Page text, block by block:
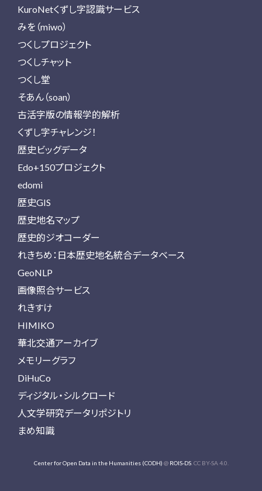
KuroNetくずし字認識サービス
みを（miwo）
つくしプロジェクト
つくしチャット
つくし堂
そあん（soan）
古活字版の情報学的解析
くずし字チャレンジ！
歴史ビッグデータ
Edo+150プロジェクト
edomi
歴史GIS
歴史地名マップ
歴史的ジオコーダー
れきちめ：日本歴史地名統合データベース
GeoNLP
画像照合サービス
れきすけ
HIMIKO
華北交通アーカイブ
メモリーグラフ
DiHuCo
ディジタル・シルクロード
人文学研究データリポジトリ
まめ知識
Center for Open Data in the Humanities (CODH) @ ROIS-DS. CC BY-SA 4.0.